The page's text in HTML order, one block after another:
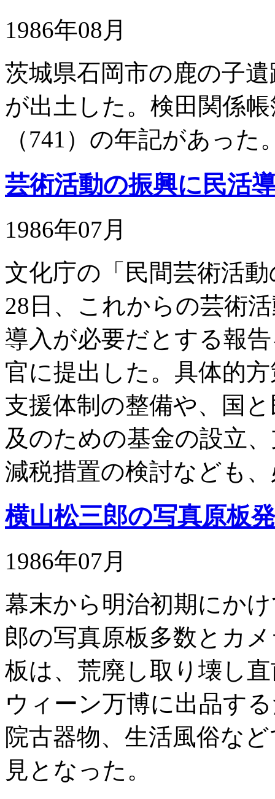
1986年08月
茨城県石岡市の鹿の子
が出土した。検田関係
（741）の年記があった
芸術活動の振興に民活
1986年07月
文化庁の「民間芸術活
28日、これからの芸術
導入が必要だとする報
官に提出した。具体的
支援体制の整備や、国
及のための基金の設立
減税措置の検討なども
横山松三郎の写真原板
1986年07月
幕末から明治初期にか
郎の写真原板多数とカ
板は、荒廃し取り壊し
ウィーン万博に出品す
院古器物、生活風俗な
見となった。